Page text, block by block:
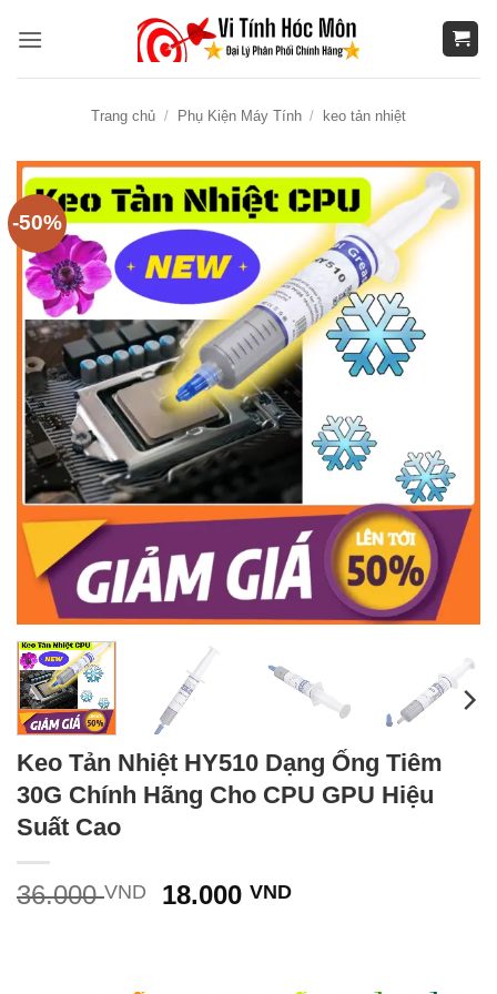
qua
Trang chủ / Phụ Kiện Máy Tính / keo tản nhiệt
-50%
Keo Tản Nhiệt HY510 Dạng Ống Tiêm
30G Chính Hãng Cho CPU GPU Hiệu
Suất Cao
36.000VND
Giá
18.000VNDGiá